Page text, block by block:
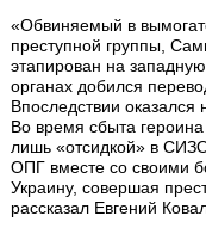
«Обвиняемый в
преступной группы,
этапирован на
органах добился
Впоследствии оказался
Во время сбыта
лишь «отсидкой» в
ОПГ вместе со своими
Украину, совершая
рассказал Евгений